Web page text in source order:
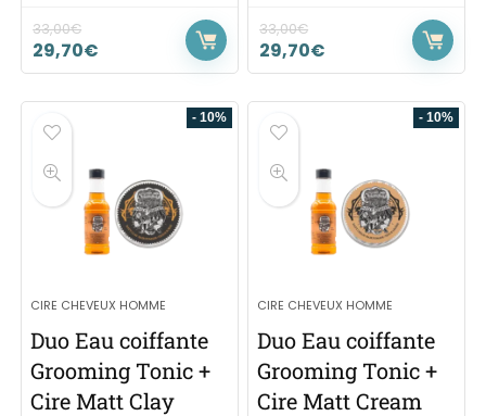
33,00€
29,70€
33,00€
29,70€
- 10%
CIRE CHEVEUX HOMME
Duo Eau coiffante
Grooming Tonic +
Cire Matt Clay
- 10%
CIRE CHEVEUX HOMME
Duo Eau coiffante
Grooming Tonic +
Cire Matt Cream